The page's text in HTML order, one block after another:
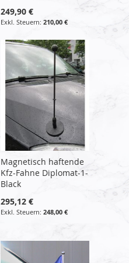
249,90 €
210,00 €
Magnetisch haftende
Kfz-Fahne Diplomat-1-
Black
295,12 €
248,00 €